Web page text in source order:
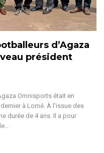
d’Agaza
président
Omnisports était en
à Lomé. À l'issue des
durée de 4 ans. Il a pour